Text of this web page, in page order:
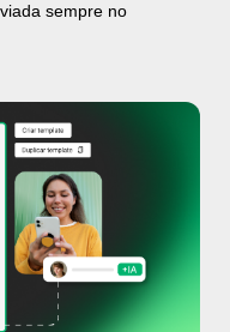
sempre no